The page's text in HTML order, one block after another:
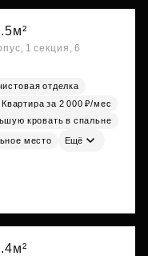
1 секция, 6
отделка
Квартира за 2 000 ₽/мес
кровать в спальне
место Ещё